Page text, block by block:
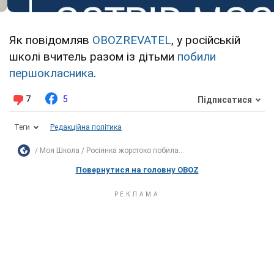
Як повідомляв OBOZREVATEL, у російській
школі вчитель разом із дітьми побили
першокласника.
7 5 Підписатися
Теги Редакційна політика
Моя Школа Росіянка жорстоко побила...
Повернутися на головну OBOZ